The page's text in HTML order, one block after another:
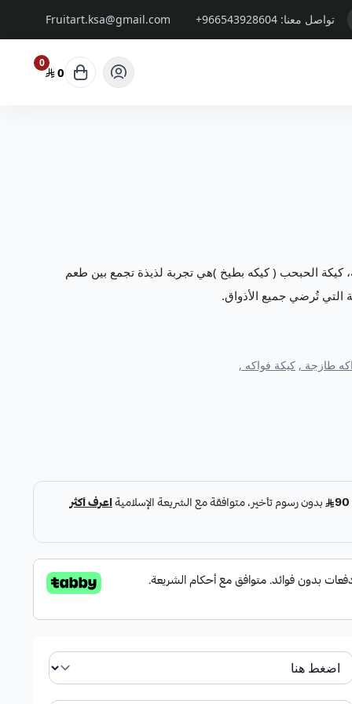
تواصل معنا: +966543928604
Fruitart.ksa@gmail.com
0
0
كيكة الحبحب ( كيكه بطيخ )هي تجربة لذيذة تجمع بين طعم
التي تُرضي جميع الأذواق.
مناسبتكم حدث لا ينسى.
، عنب اسود و ابيض توت منوع مع لمسة من ورق النعناع
فواكه ):
بين البطيخ، الشمام، والفواكه الطازجة الأخرى مثل
طبيعيًا وغنيًا.
بشكل ثلاثي الأدوار مع إضافة لمسة من ورق النعناع
طازجة , كيكة فواكه ,